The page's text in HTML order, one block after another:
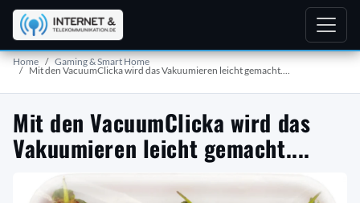
Home Gaming & Smart Home
Mit den VacuumClicka wird das Vakuumieren leicht gemacht....
Mit den VacuumClicka wird das
Vakuumieren leicht gemacht....